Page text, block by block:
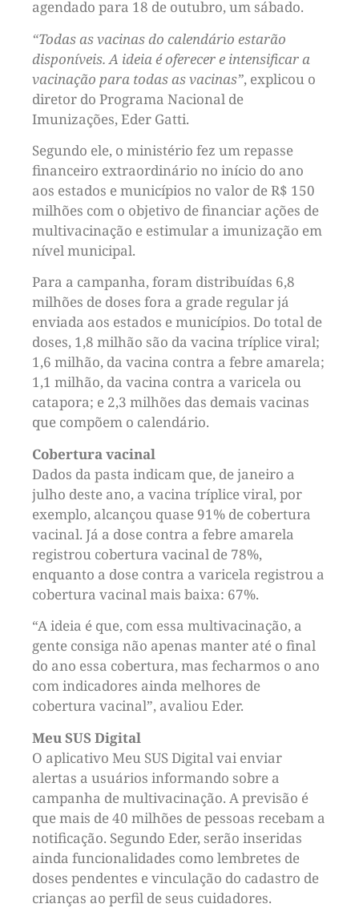
agendado para 18 de outubro, um sábado.
“Todas as vacinas do calendário estarão
disponíveis. A ideia é oferecer e intensificar a
vacinação para todas as vacinas”, explicou o
diretor do Programa Nacional de
Imunizações, Eder Gatti.
Segundo ele, o ministério fez um repasse
financeiro extraordinário no início do ano
aos estados e municípios no valor de R$ 150
milhões com o objetivo de financiar ações de
multivacinação e estimular a imunização em
nível municipal.
Para a campanha, foram distribuídas 6,8
milhões de doses fora a grade regular já
enviada aos estados e municípios. Do total de
doses, 1,8 milhão são da vacina tríplice viral;
1,6 milhão, da vacina contra a febre amarela;
1,1 milhão, da vacina contra a varicela ou
catapora; e 2,3 milhões das demais vacinas
que compõem o calendário.
Cobertura vacinal
Dados da pasta indicam que, de janeiro a
julho deste ano, a vacina tríplice viral, por
exemplo, alcançou quase 91% de cobertura
vacinal. Já a dose contra a febre amarela
registrou cobertura vacinal de 78%,
enquanto a dose contra a varicela registrou a
cobertura vacinal mais baixa: 67%.
“A ideia é que, com essa multivacinação, a
gente consiga não apenas manter até o final
do ano essa cobertura, mas fecharmos o ano
com indicadores ainda melhores de
cobertura vacinal”, avaliou Eder.
Meu SUS Digital
O aplicativo Meu SUS Digital vai enviar
alertas a usuários informando sobre a
campanha de multivacinação. A previsão é
que mais de 40 milhões de pessoas recebam a
notificação. Segundo Eder, serão inseridas
ainda funcionalidades como lembretes de
doses pendentes e vinculação do cadastro de
crianças ao perfil de seus cuidadores.